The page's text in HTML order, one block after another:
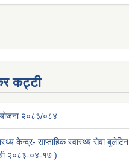
कट्टी
योजना २०८३/०८४
केन्द्र- साप्ताहिक स्वास्थ्य सेवा बुलेटिन
२०८३-०४-१७ )